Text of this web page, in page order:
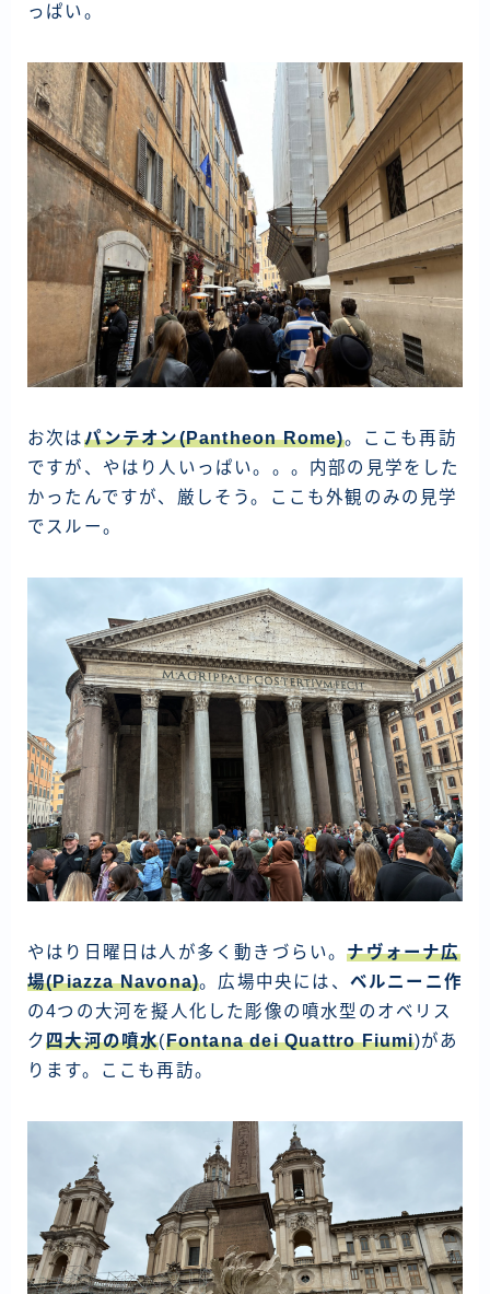
っぱい。
お次はパンテオン(Pantheon Rome)。ここも再訪
ですが、やはり人いっぱい。。。内部の見学をした
かったんですが、厳しそう。ここも外観のみの見学
でスルー。
やはり日曜日は人が多く動きづらい。ナヴォーナ広
場(Piazza Navona)。広場中央には、 ベルニーニ作
の4つの大河を擬人化した彫像の噴水型のオベリス
ク四大河の噴水(Fontana dei Quattro Fiumi)があ
ります。ここも再訪。